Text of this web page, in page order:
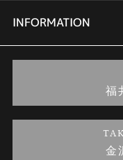
セットリング
婚約ネックレス
金・プラチナのお取引
商品一覧
ブランドリスト
金澤指輪工房｜手作りペ
金澤指輪工房｜手作り
会社概要
お客様の声
INFORMATION
プライバシーポリシー
福
金